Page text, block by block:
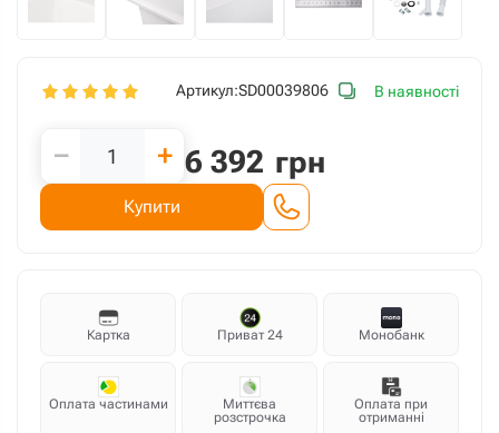
Артикул:SD00039806 В наявності
− + 6 392 грн
Купити
Картка Приват 24 Монобанк
Оплата частинами
Миттєва
розстрочка
Оплата при
отриманні